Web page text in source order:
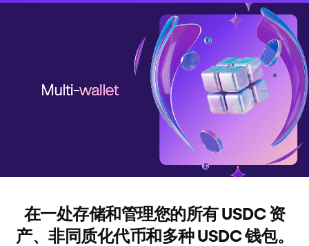
在一处存储和管理您的所有 USDC 资
产、非同质化代币和多种 USDC 钱包。